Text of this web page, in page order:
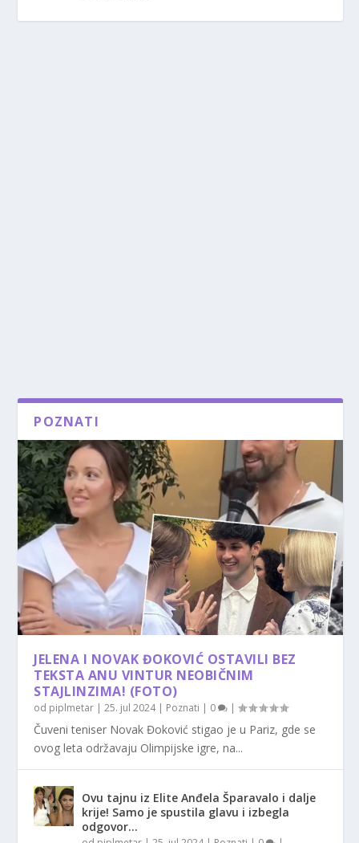
POZNATI
JELENA I NOVAK ĐOKOVIĆ OSTAVILI BEZ
TEKSTA ANU VINTUR NEOBIČNIM
STAJLINZIMA! (FOTO)
od piplmetar |25. jul 2024| Poznati | 0 |
Čuveni teniser Novak Đoković stigao je u Pariz, gde se
ovog leta održavaju Olimpijske igre, na...
Ovu tajnu iz Elite Anđela Šparavalo i dalje
krije! Samo je spustila glavu i izbegla
odgovor…